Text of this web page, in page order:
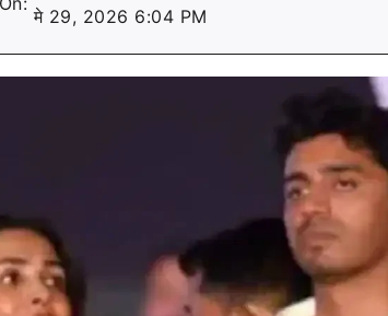
मे 29, 2026 6:04 PM